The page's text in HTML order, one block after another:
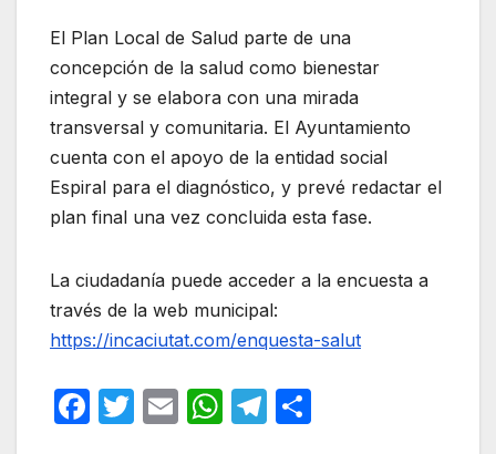
El Plan Local de Salud parte de una
concepción de la salud como bienestar
integral y se elabora con una mirada
transversal y comunitaria. El Ayuntamiento
cuenta con el apoyo de la entidad social
Espiral para el diagnóstico, y prevé redactar el
plan final una vez concluida esta fase.
La ciudadanía puede acceder a la encuesta a
través de la web municipal:
https://incaciutat.com/enquesta-salut
F
T
E
W T